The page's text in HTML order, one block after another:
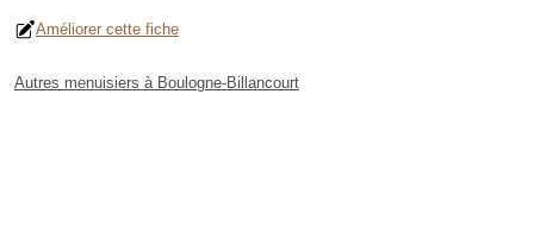
Améliorer cette fiche
Autres menuisiers à Boulogne-Billancourt